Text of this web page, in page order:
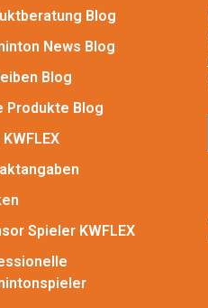
Blog
News Blog
Blog
Produkte Blog
Spieler KWFLEX